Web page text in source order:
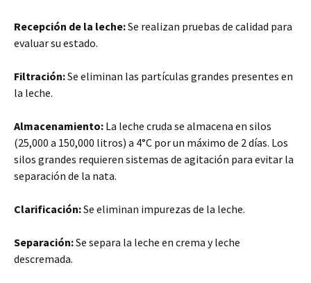
Recepción de la leche:Se realizan pruebas de calidad para
evaluar su estado.
Filtración:Se eliminan las partículas grandes presentes en
la leche.
Almacenamiento: La leche cruda se almacena en silos
(25,000 a 150,000 litros) a 4°C por un máximo de 2 días. Los
silos grandes requieren sistemas de agitación para evitar la
separación de la nata.
Clarificación:Se eliminan impurezas de la leche.
Separación:Se separa la leche en crema y leche
descremada.